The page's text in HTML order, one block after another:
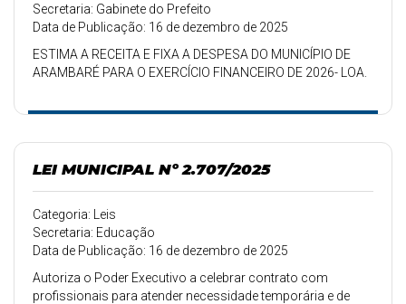
Secretaria: Gabinete do Prefeito
Data de Publicação: 16 de dezembro de 2025
ESTIMA A RECEITA E FIXA A DESPESA DO MUNICÍPIO DE
ARAMBARÉ PARA O EXERCÍCIO FINANCEIRO DE 2026- LOA.
LEI MUNICIPAL Nº 2.707/2025
Categoria: Leis
Secretaria: Educação
Data de Publicação: 16 de dezembro de 2025
Autoriza o Poder Executivo a celebrar contrato com
profissionais para atender necessidade temporária e de